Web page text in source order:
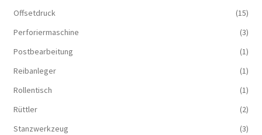
Offsetdruck
(15)
Perforiermaschine
(3)
Postbearbeitung
(1)
Reibanleger
(1)
Rollentisch
(1)
Rüttler
(2)
Stanzwerkzeug
(3)